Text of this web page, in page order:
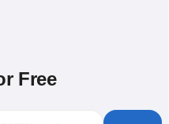
Free